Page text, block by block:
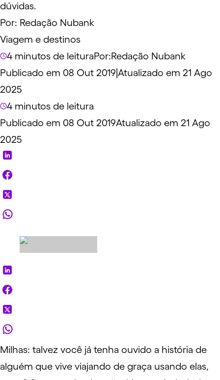
dúvidas.
Por: Redação Nubank
Viagem e destinos
4 minutos de leituraPor:Redação Nubank
Publicado em 08 Out 2019 Atualizado em 21 Ago
2025
4 minutos de leitura
Publicado em 08 Out 2019Atualizado em 21 Ago
2025
Milhas: talvez você já tenha ouvido a história de
alguém que vive viajando de graça usando elas,